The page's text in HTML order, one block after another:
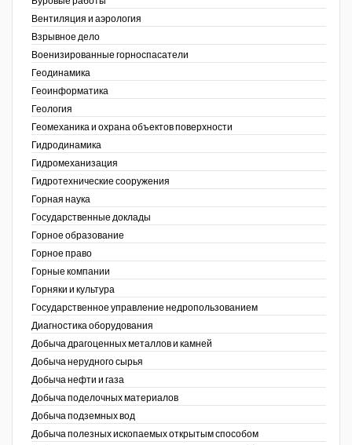
Вентиляция и аэрология
Взрывное дело
Военизированные горноспасатели
Геодинамика
Геоинформатика
Геология
Геомеханика и охрана объектов поверхности
Гидродинамика
Гидромеханизация
Гидротехнические сооружения
Горная наука
Государственные доклады
Горное образование
Горное право
Горные компании
Горняки и культура
Государственное управление недропользованием
Диагностика оборудования
Добыча драгоценных металлов и камней
Добыча нерудного сырья
Добыча нефти и газа
Добыча поделочных материалов
Добыча подземных вод
Добыча полезных ископаемых открытым способом
Нефтегазовые технологии
Нефтегазовая вертикаль
Промышленность и безопасность
Разведка и охрана недр
Стандарт качества
Уголь Кузбасса
Химагрегаты
распределение